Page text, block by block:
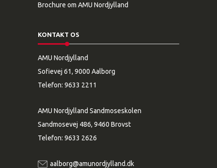
Brochure om AMU Nordjylland
KONTAKT OS
AMU Nordjylland
Sofievej 61, 9000 Aalborg
Telefon: 9633 2211
AMU Nordjylland Sandmoseskolen
Sandmosevej 486, 9460 Brovst
Telefon: 9633 2626
aalborg@amunordjylland.dk